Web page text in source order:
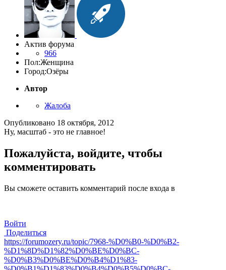
Актив форума
966
Пол:Женщина
Город:Озёры
Автор
Жалоба
Опубликовано 18 октября, 2012
Ну, масштаб - это не главное!
Пожалуйста, войдите, чтобы
комментировать
Вы сможете оставить комментарий после входа в
Войти
Поделиться
https://forumozery.ru/topic/7968-%D0%B0-%D0%B2-
%D1%8D%D1%82%D0%BE%D0%BC-
%D0%B3%D0%BE%D0%B4%D1%83-